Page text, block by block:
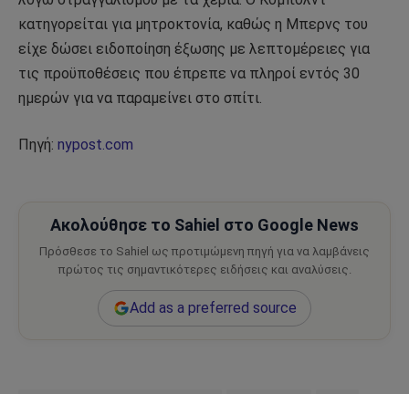
κατηγορείται για μητροκτονία, καθώς η Μπερνς του
είχε δώσει ειδοποίηση έξωσης με λεπτομέρειες για
τις προϋποθέσεις που έπρεπε να πληροί εντός 30
ημερών για να παραμείνει στο σπίτι.
Πηγή: nypost.com
Ακολούθησε το Sahiel στο Google News
Πρόσθεσε το Sahiel ως προτιμώμενη πηγή για να λαμβάνεις
πρώτος τις σημαντικότερες ειδήσεις και αναλύσεις.
Add as a preferred source